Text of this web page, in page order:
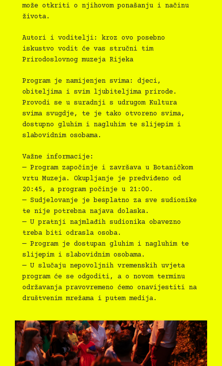
može otkriti o njihovom ponašanju i načinu
života.
Autori i voditelji: kroz ovo posebno
iskustvo vodit će vas stručni tim
Prirodoslovnog muzeja Rijeka
Program je namijenjen svima: djeci,
obiteljima i svim ljubiteljima prirode.
Provodi se u suradnji s udrugom Kultura
svima svugdje, te je tako otvoreno svima,
dostupno gluhim i nagluhim te slijepim i
slabovidnim osobama.
Važne informacije:
— Program započinje i završava u Botaničkom
vrtu Muzeja. Okupljanje je predviđeno od
20:45, a program počinje u 21:00.
— Sudjelovanje je besplatno za sve sudionike
te nije potrebna najava dolaska.
— U pratnji najmlađih sudionika obavezno
treba biti odrasla osoba.
— Program je dostupan gluhim i nagluhim te
slijepim i slabovidnim osobama.
— U slučaju nepovoljnih vremenskih uvjeta
program će se odgoditi, a o novom terminu
održavanja pravovremeno ćemo onavijestiti na
društvenim mrežama i putem medija.